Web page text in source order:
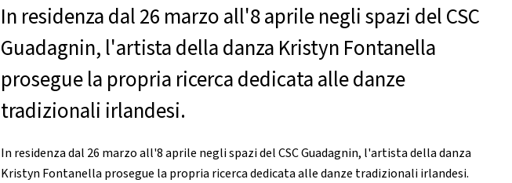
In residenza dal 26 marzo all'8 aprile negli spazi del CSC
Guadagnin, l'artista della danza Kristyn Fontanella
prosegue la propria ricerca dedicata alle danze
tradizionali irlandesi.
In residenza dal 26 marzo all'8 aprile negli spazi del CSC Guadagnin, l'artista della danza
Kristyn Fontanella prosegue la propria ricerca dedicata alle danze tradizionali irlandesi.